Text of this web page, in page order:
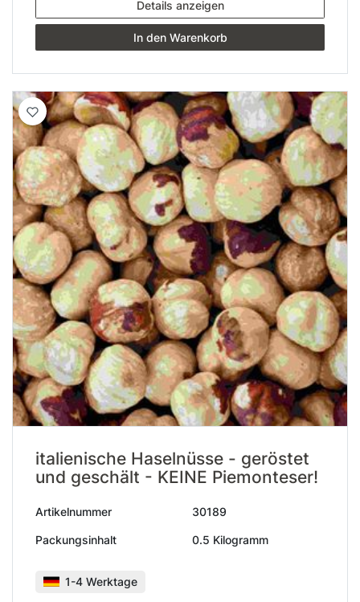
Details anzeigen
In den Warenkorb
italienische Haselnüsse - geröstet
und geschält - KEINE Piemonteser!
Artikelnummer 30189
Packungsinhalt 0.5 Kilogramm
1-4 Werktage